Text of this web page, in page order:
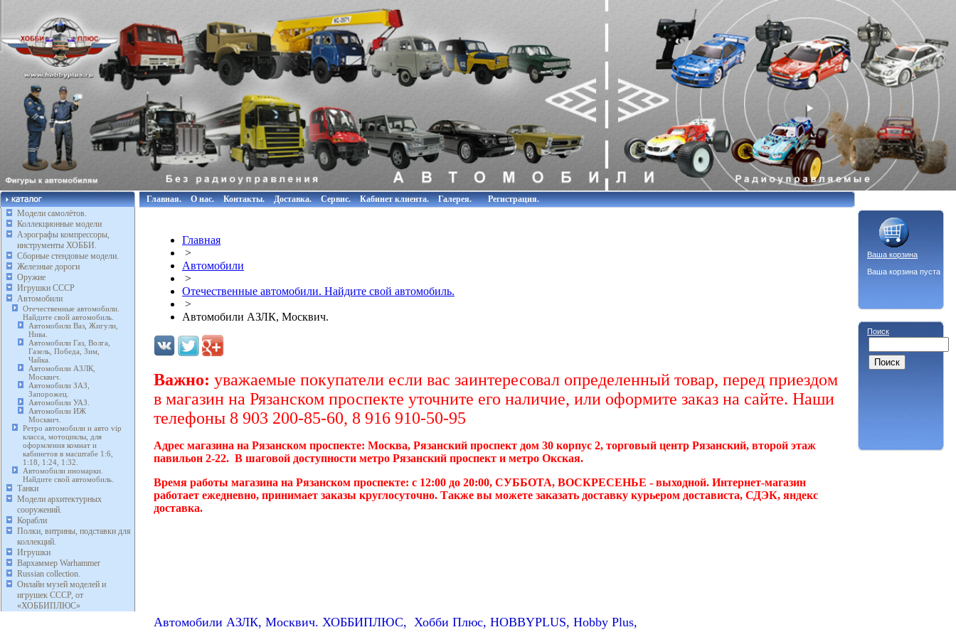
Модели самолётов.
Коллекционные модели
Аэрографы компрессоры,
инструменты ХОББИ.
Сборные стендовые модели.
Железные дороги
Оружие
Игрушки СССР
Автомобили
Отечественные автомобили.
Найдите свой автомобиль.
Автомобили Ваз, Жигули,
Нива.
Автомобили Газ, Волга,
Газель, Победа, Зим,
Чайка.
Автомобили АЗЛК,
Москвич.
Автомобили ЗАЗ,
Запорожец.
Автомобили УАЗ.
Автомобили ИЖ
Москвич.
Ретро автомобили и авто vip
класса, мотоциклы, для
оформления комнат и
кабинетов в масштабе 1:6,
1:18, 1:24, 1:32.
Автомобили иномарки.
Найдите свой автомобиль.
Танки
Модели архитектурных
сооружений.
Корабли
Полки, витрины, подставки для
коллекций.
Игрушки
Вархаммер Warhammer
Russian collection.
Онлайн музей моделей и
игрушек СССР, от
«ХОББИПЛЮС»
Главная. О нас. Контакты. Доставка. Сервис. Кабинет клиента. Галерея. Регистрация.
Главная
>
Автомобили
>
Отечественные автомобили. Найдите свой автомобиль.
>
Автомобили АЗЛК, Москвич.
Важно: уважаемые покупатели если вас заинтересовал определенный товар, перед приездом
в магазин на Рязанском проспекте уточните его наличие, или оформите заказ на сайте. Наши
телефоны 8 903 200-85-60, 8 916 910-50-95
Адрес магазина на Рязанском проспекте: Москва, Рязанский проспект дом 30 корпус 2, торговый центр Рязанский, второй этаж
павильон 2-22. В шаговой доступности метро Рязанский проспект и метро Окская.
Время работы магазина на Рязанском проспекте: с 12:00 до 20:00, СУББОТА, ВОСКРЕСЕНЬЕ - выходной. Интернет-магазин
работает ежедневно, принимает заказы круглосуточно. Также вы можете заказать доставку курьером достависта, СДЭК, яндекс
доставка.
Автомобили АЗЛК, Москвич. ХОББИПЛЮС, Хобби Плюс, HOBBYPLUS, Hobby Plus,
Ваша корзина
Ваша корзина пуста
Поиск